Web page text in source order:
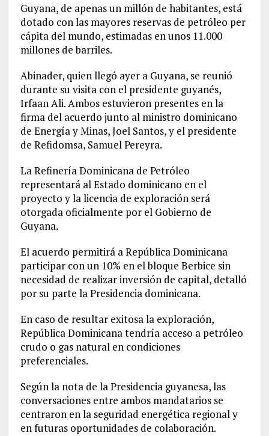
Guyana, de apenas un millón de habitantes, está
dotado con las mayores reservas de petróleo per
cápita del mundo, estimadas en unos 11.000
millones de barriles.
Abinader, quien llegó ayer a Guyana, se reunió
durante su visita con el presidente guyanés,
Irfaan Ali. Ambos estuvieron presentes en la
firma del acuerdo junto al ministro dominicano
de Energía y Minas, Joel Santos, y el presidente
de Refidomsa, Samuel Pereyra.
La Refinería Dominicana de Petróleo
representará al Estado dominicano en el
proyecto y la licencia de exploración será
otorgada oficialmente por el Gobierno de
Guyana.
El acuerdo permitirá a República Dominicana
participar con un 10% en el bloque Berbice sin
necesidad de realizar inversión de capital, detalló
por su parte la Presidencia dominicana.
En caso de resultar exitosa la exploración,
República Dominicana tendría acceso a petróleo
crudo o gas natural en condiciones
preferenciales.
Según la nota de la Presidencia guyanesa, las
conversaciones entre ambos mandatarios se
centraron en la seguridad energética regional y
en futuras oportunidades de colaboración.